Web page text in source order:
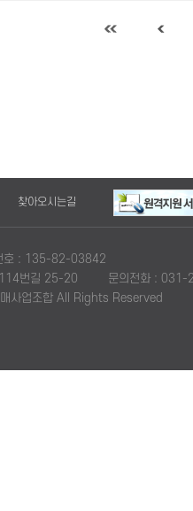
찾아오시는길
호 : 135-82-03842
114번길 25-20
문의전화 :
사업조합 All Rights Reserved